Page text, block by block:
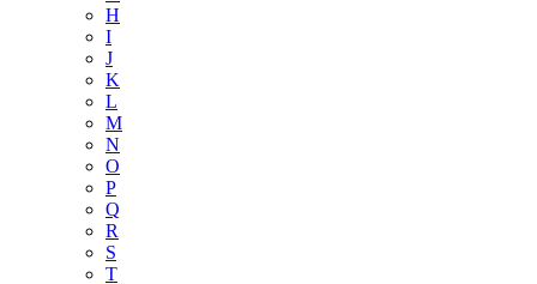
H
I
J
K
L
M
N
O
P
Q
R
S
T